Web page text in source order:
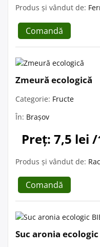
Produs și vândut de:
Comandă
Zmeură ecologică
Categorie: Fructe
În: Brașov
Preț: 7,5 lei
Produs și vândut de:
Comandă
Suc aronia ecologic